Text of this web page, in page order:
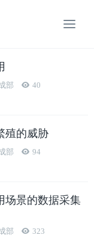
部 40
殖的威胁
部 94
场景的数据采集
部 323